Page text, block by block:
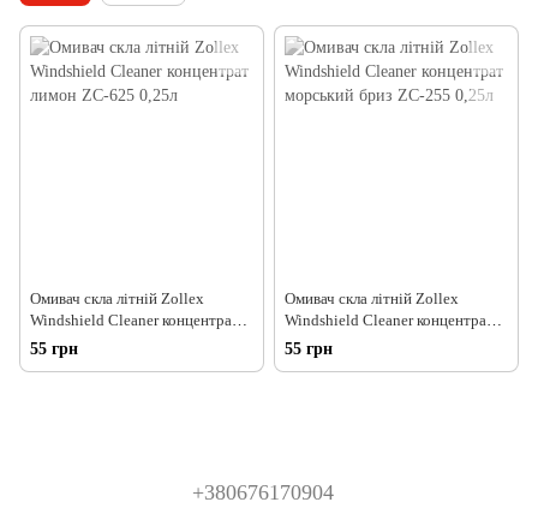
Омивач скла літній Zollex
Windshield Cleaner концентрат
лимон ZC-625 0,25л
55 грн
Омивач скла літній Zollex
Windshield Cleaner концентрат
морський бриз ZC-255 0,25л
55 грн
+380676170904